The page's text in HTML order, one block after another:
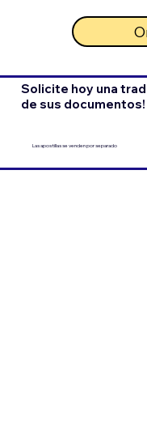
Solicite hoy una
de sus documentos!
Las apostillas se venden por separado